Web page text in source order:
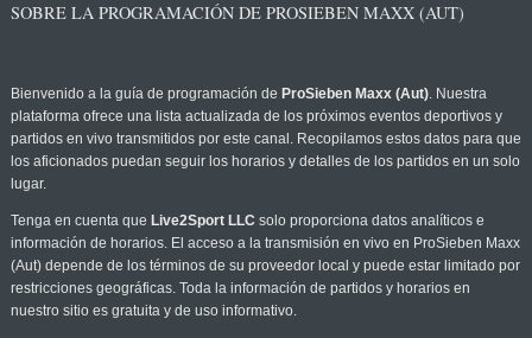
SOBRE LA PROGRAMACIÓN DE PROSIEBEN MAXX (AUT)
Bienvenido a la guía de programación de ProSieben Maxx (Aut). Nuestra
plataforma ofrece una lista actualizada de los próximos eventos deportivos y
partidos en vivo transmitidos por este canal. Recopilamos estos datos para que
los aficionados puedan seguir los horarios y detalles de los partidos en un solo
lugar.
Tenga en cuenta que Live2Sport LLC solo proporciona datos analíticos e
información de horarios. El acceso a la transmisión en vivo en ProSieben Maxx
(Aut) depende de los términos de su proveedor local y puede estar limitado por
restricciones geográficas. Toda la información de partidos y horarios en
nuestro sitio es gratuita y de uso informativo.